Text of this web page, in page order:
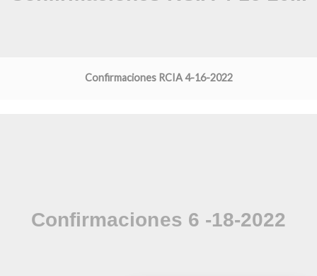
Confirmaciones RCIA 4-16-2022